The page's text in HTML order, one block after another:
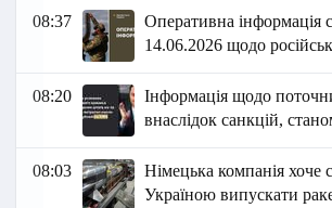
08:37
Оперативна інформація
14.06.2026 щодо
08:20
Інформація щодо
внаслідок санкцій,
08:03
Німецька компанія хоче
Україною випускати